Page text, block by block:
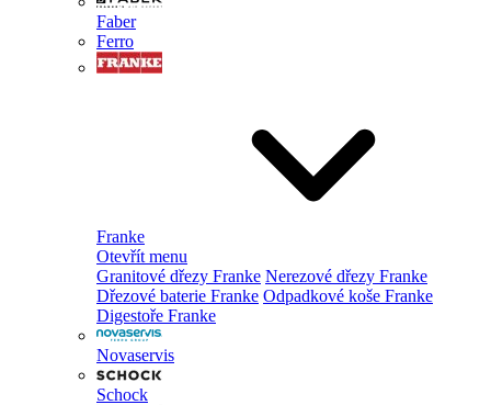
Faber
Ferro
Franke
Otevřít menu
Granitové dřezy Franke Nerezové dřezy Franke
Dřezové baterie Franke Odpadkové koše Franke
Digestoře Franke
Novaservis
Schock